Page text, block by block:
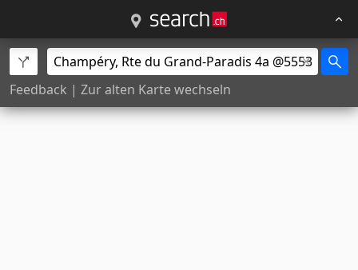
Feedback | Zur alten Karte wechseln